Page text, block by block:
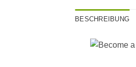
BESCHREIBUNG